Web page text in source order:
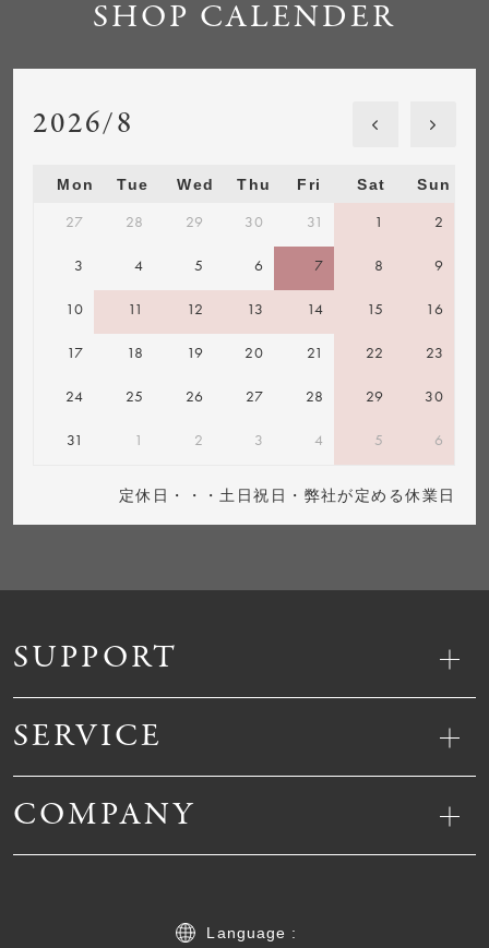
SUPPORT
SERVICE
COMPANY
Language :
SHOP CALENDER
2026/8
Mon Tue Wed Thu Fri Sat Sun
27 28 29 30 31 1 2
3 4 5 6 7 8 9
10 11 12 13 14 15 16
17 18 19 20 21 22 23
24 25 26 27 28 29 30
31 1 2 3 4 5 6
定休日・・・土日祝日・弊社が定める休業日